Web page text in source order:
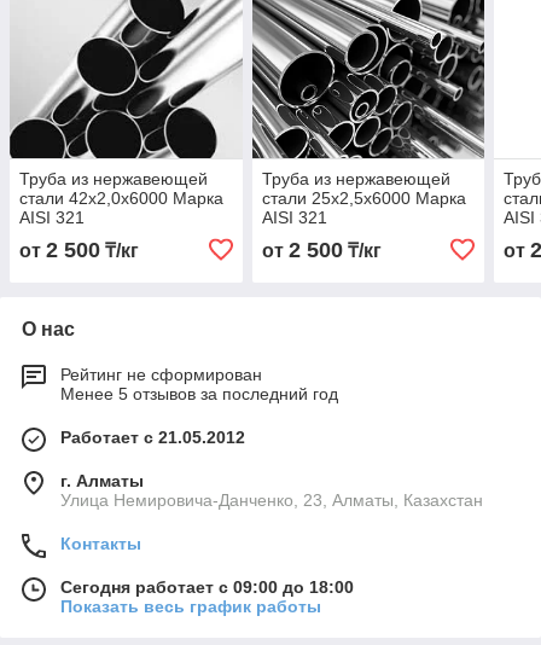
Труба из нержавеющей
стали 42х2,0х6000 Марка
AISI 321
от 2 500 ₸/кг
Труба из нержавеющей
стали 25х2,5х6000 Марка
AISI 321
от 2 500₸/кг
AISI
от
О нас
Рейтинг не сформирован
Менее 5 отзывов за последний год
Работает с 21.05.2012
г. Алматы
Улица Немировича-Данченко, 23, Алматы, Казахстан
Контакты
Сегодня работает с 09:00 до 18:00
Показать весь график работы